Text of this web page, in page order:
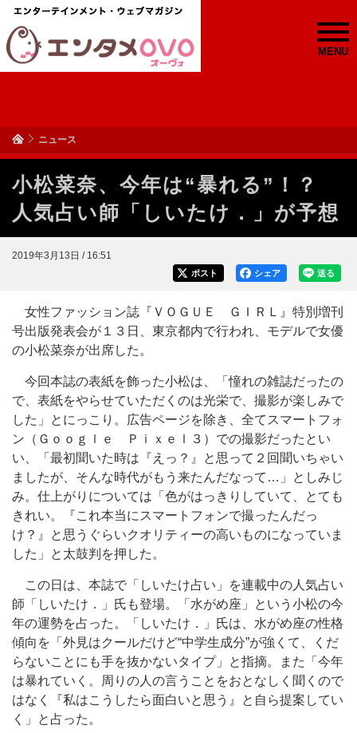
MENU
ニュース
小松菜奈、今年は“暴れる”！？
人気占い師「しいたけ．」が予想
2019年3月13日 / 16:51
送る
シェア
ポスト
女性ファッション誌『ＶＯＧＵＥ ＧＩＲＬ』特別増刊
号出版発表会が１３日、東京都内で行われ、モデルで女優
の小松菜奈が出席した。
今回本誌の表紙を飾った小松は、「憧れの雑誌だったの
で、表紙をやらせていただくのは光栄で、撮影が楽しみで
した」とにっこり。広告ページを除き、全てスマートフォ
ン（Ｇｏｏｇｌｅ Ｐｉｘｅｌ３）での撮影だったとい
い、「最初聞いた時は『えっ？』と思って２回聞いちゃい
ましたが、そんな時代がもう来たんだなって…」としみじ
み。仕上がりについては「色がはっきりしていて、とても
きれい。『これ本当にスマートフォンで撮ったんだっ
け？』と思うぐらいクオリティーの高いものになっていま
した」と太鼓判を押した。
この日は、本誌で「しいたけ占い」を連載中の人気占い
師「しいたけ．」氏も登場。「水がめ座」という小松の今
年の運勢を占った。「しいたけ．」氏は、水がめ座の性格
傾向を「外見はクールだけど“中学生成分”が強くて、くだ
らないことにも手を抜かないタイプ」と指摘。また「今年
は暴れていく。周りの人の言うことをおとなしく聞くので
はなく『私はこうしたら面白いと思う』と自ら提案してい
く」と占った。